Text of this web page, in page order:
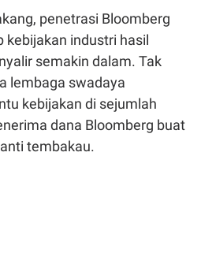
penetrasi Bloomberg
kebijakan industri hasil
semakin dalam. Tak
lembaga swadaya
kebijakan di sejumlah
dana Bloomberg buat
tembakau.